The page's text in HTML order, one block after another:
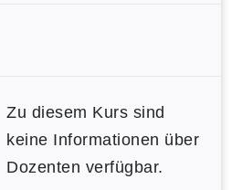
Zu diesem Kurs sind
keine Informationen über
Dozenten verfügbar.